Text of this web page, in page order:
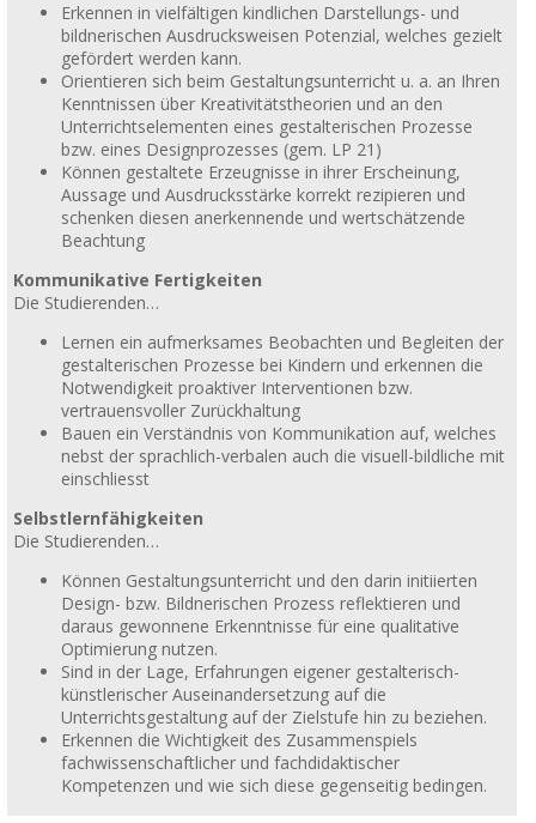
Erkennen in vielfältigen kindlichen Darstellungs- und
bildnerischen Ausdrucksweisen Potenzial, welches gezielt
gefördert werden kann.
Orientieren sich beim Gestaltungsunterricht u. a. an Ihren
Kenntnissen über Kreativitätstheorien und an den
Unterrichtselementen eines gestalterischen Prozesse
bzw. eines Designprozesses (gem. LP 21)
Können gestaltete Erzeugnisse in ihrer Erscheinung,
Aussage und Ausdrucksstärke korrekt rezipieren und
schenken diesen anerkennende und wertschätzende
Beachtung
Kommunikative Fertigkeiten
Die Studierenden…
Lernen ein aufmerksames Beobachten und Begleiten der
gestalterischen Prozesse bei Kindern und erkennen die
Notwendigkeit proaktiver Interventionen bzw.
vertrauensvoller Zurückhaltung
Bauen ein Verständnis von Kommunikation auf, welches
nebst der sprachlich-verbalen auch die visuell-bildliche mit
einschliesst
Selbstlernfähigkeiten
Die Studierenden…
Können Gestaltungsunterricht und den darin initiierten
Design- bzw. Bildnerischen Prozess reflektieren und
daraus gewonnene Erkenntnisse für eine qualitative
Optimierung nutzen.
Sind in der Lage, Erfahrungen eigener gestalterisch-
künstlerischer Auseinandersetzung auf die
Unterrichtsgestaltung auf der Zielstufe hin zu beziehen.
Erkennen die Wichtigkeit des Zusammenspiels
fachwissenschaftlicher und fachdidaktischer
Kompetenzen und wie sich diese gegenseitig bedingen.